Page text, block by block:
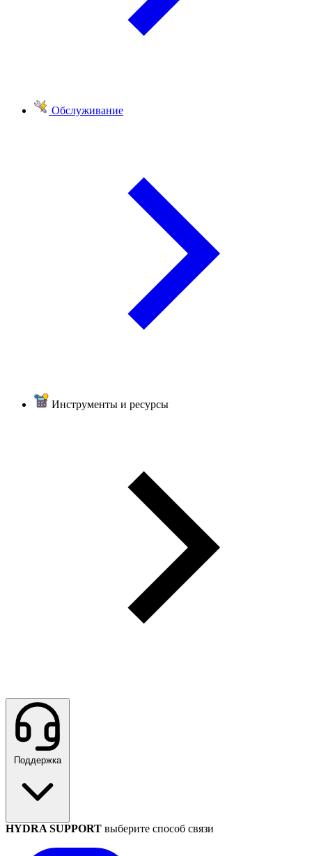
Обслуживание
Инструменты и ресурсы
Поддержка
HYDRA SUPPORT выберите способ связи